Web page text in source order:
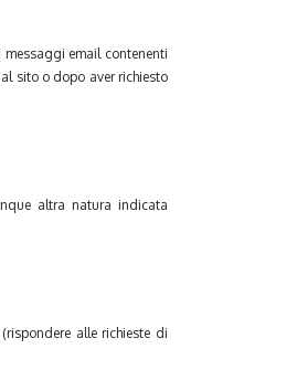
email contenenti
sito o dopo aver richiesto
altra natura indicata
alle richieste di